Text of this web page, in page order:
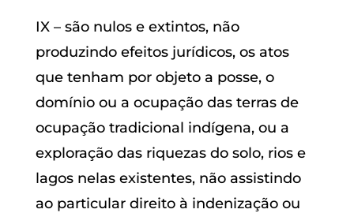
IX – são nulos e extintos, não
produzindo efeitos jurídicos, os atos
que tenham por objeto a posse, o
domínio ou a ocupação das terras de
ocupação tradicional indígena, ou a
exploração das riquezas do solo, rios e
lagos nelas existentes, não assistindo
ao particular direito à indenização ou